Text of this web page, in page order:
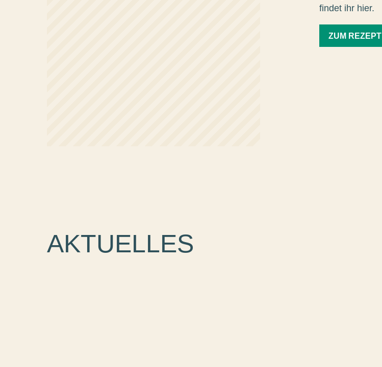
findet ihr hier.
ZUM REZEPT
AKTUELLES